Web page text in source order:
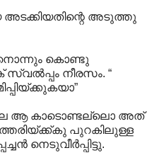
അടക്കിയതിന്റെ അടുത്തു
കൊണ്ടു
സ്വൽപ്പം നീരസം. “
ആ കാടൊണ്ടല്ലൊ അത്
പുറകിലുള്ള
നെടുവീർപ്പിട്ടു.